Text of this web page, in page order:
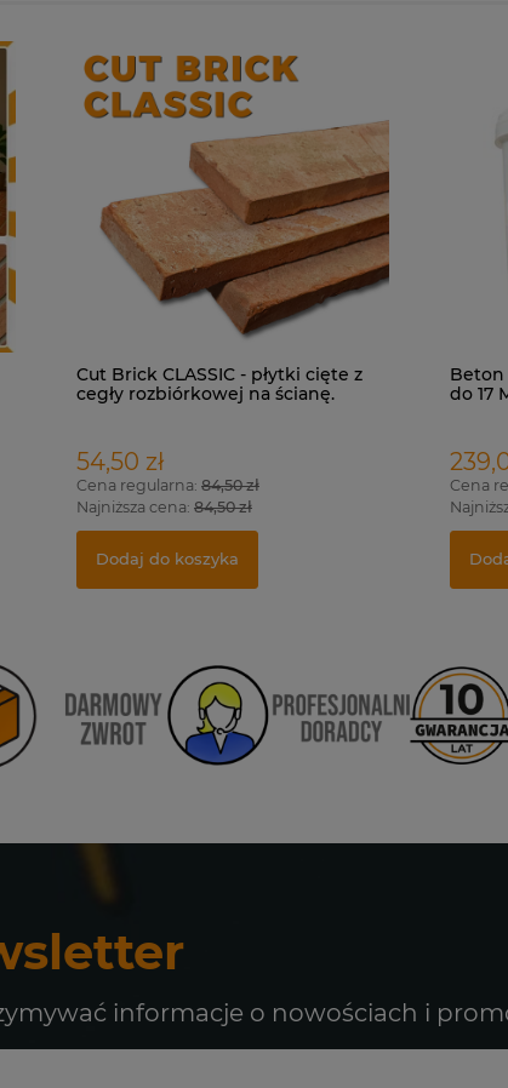
Cut Brick CLASSIC - płytki cięte z
cegły rozbiórkowej na ścianę.
54,50 zł
Cena regularna: 84,50 zł
Najniższa cena: 84,50 zł
Dodaj do koszyka
Beton
do 17
Cena
informacje o nowościach i